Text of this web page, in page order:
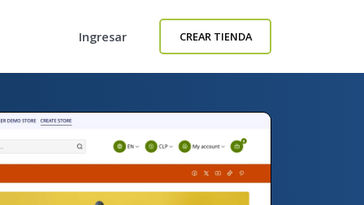
Ingresar CREAR TIENDA